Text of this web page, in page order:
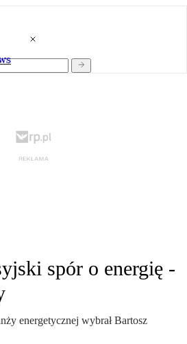
spór o energię -
energetycznej wybrał Bartosz